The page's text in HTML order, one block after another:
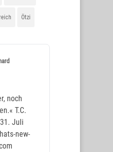
Ötzi
noch
T.C.
Juli
new-